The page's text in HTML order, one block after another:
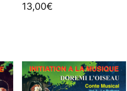
13,00€